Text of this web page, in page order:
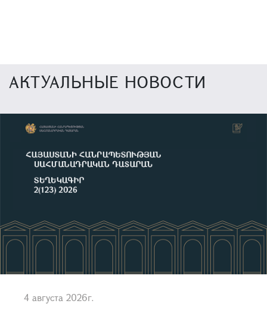
АКТУАЛЬНЫЕ НОВОСТИ
4 августа 2026г.